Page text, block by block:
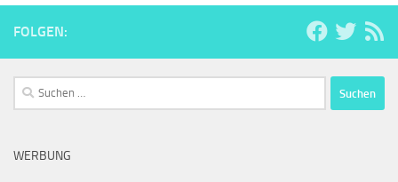
FOLGEN:
Suchen
nach:
WERBUNG